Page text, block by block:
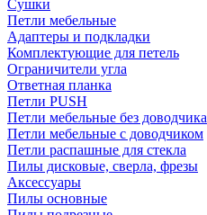
Сушки
Петли мебельные
Адаптеры и подкладки
Комплектующие для петель
Ограничители угла
Ответная планка
Петли PUSH
Петли мебельные без доводчика
Петли мебельные с доводчиком
Петли распашные для стекла
Пилы дисковые, сверла, фрезы
Аксессуары
Пилы основные